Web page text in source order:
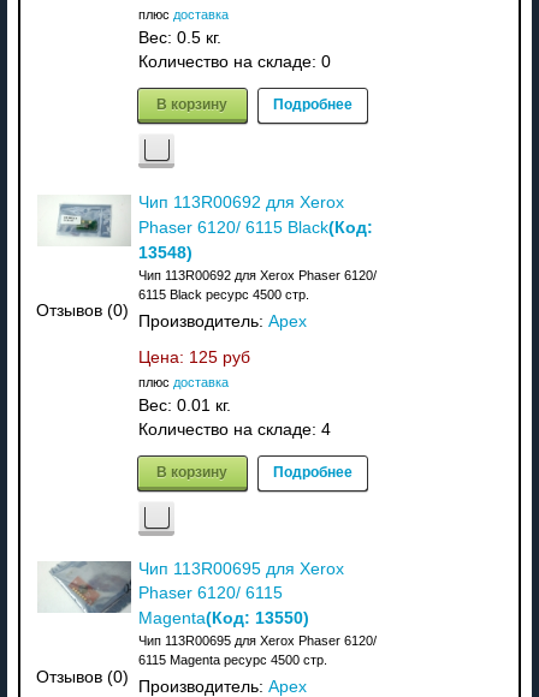
плюс доставка
Вес: 0.5 кг.
Количество на складе: 0
В корзину Подробнее
Отзывов (0)
Чип 113R00692 для Xerox
Phaser 6120/ 6115 Black(Код:
13548)
Чип 113R00692 для Xerox Phaser 6120/
6115 Black ресурс 4500 стр.
Производитель: Apex
Цена: 125 руб
плюс доставка
Вес: 0.01 кг.
Количество на складе: 4
В корзину Подробнее
Отзывов (0)
Чип 113R00695 для Xerox
Phaser 6120/ 6115
Magenta(Код: 13550)
Чип 113R00695 для Xerox Phaser 6120/
6115 Magenta ресурс 4500 стр.
Производитель: Apex